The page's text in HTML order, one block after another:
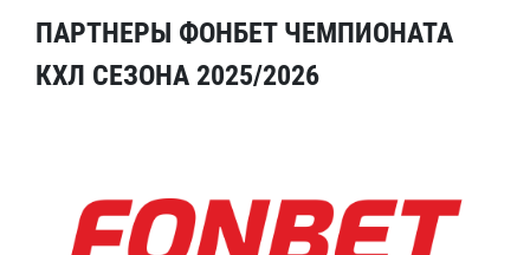
ПАРТНЕРЫ ФОНБЕТ ЧЕМПИОНАТА
КХЛ СЕЗОНА 2025/2026